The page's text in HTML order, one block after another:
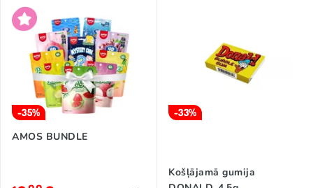
-35%
AMOS BUNDLE
-33%
Košļājamā gumija